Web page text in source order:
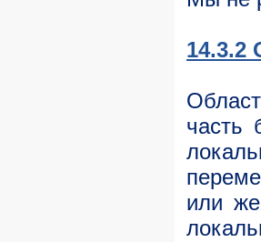
14.3.2
часть
или